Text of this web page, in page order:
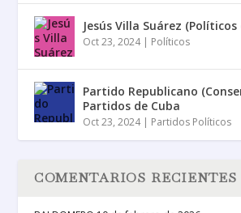
Jesús Villa Suárez (Políticos
Oct 23, 2024| Políticos
Partido Republicano
Partidos de Cuba
Oct 23, 2024| Partidos Políticos
COMENTARIOS RECIENTES